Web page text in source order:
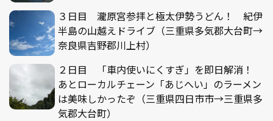
３日目 瀧原宮参拝と極太伊勢うどん！ 紀伊
半島の山越えドライブ（三重県多気郡大台町→
奈良県吉野郡川上村）
２日目 「車内使いにくすぎ」を即日解消！
あとローカルチェーン「あじへい」のラーメン
は美味しかったぞ（三重県四日市市→三重県多
気郡大台町）